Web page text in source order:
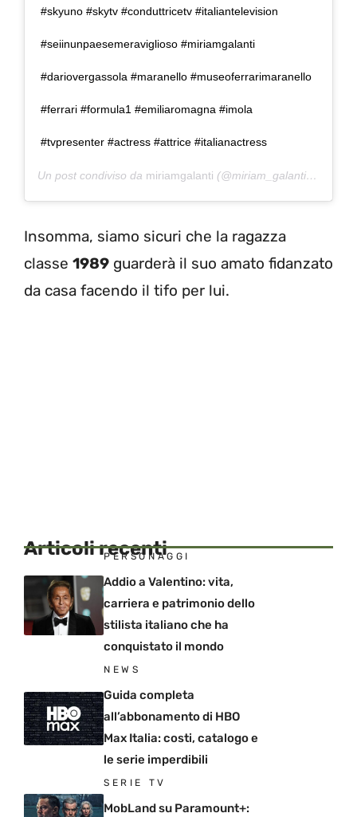
#skyuno #skytv #conduttricetv #italiantelevision
#seiinunpaesemeraviglioso #miriamgalanti
#dariovergassola #maranello #museoferrarimaranello
#ferrari #formula1 #emiliaromagna #imola
#tvpresenter #actress #attrice #italianactress
Un post condiviso da miriamgalanti (@miriam_galanti) in data:
Insomma, siamo sicuri che la ragazza
classe 1989 guarderà il suo amato fidanzato
da casa facendo il tifo per lui.
Articoli recenti
PERSONAGGI
Addio a Valentino: vita,
carriera e patrimonio dello
stilista italiano che ha
conquistato il mondo
NEWS
Guida completa
all’abbonamento di HBO
Max Italia: costi, catalogo e
le serie imperdibili
SERIE TV
MobLand su Paramount+: